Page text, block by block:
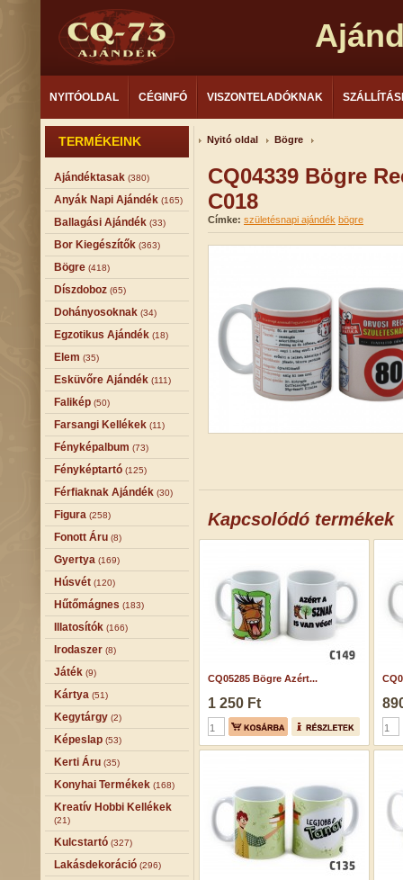
NYITÓOLDAL CÉGINFÓ VISZONTELADÓKNAK
TERMÉKEINK
Ajándéktasak (380)
Anyák Napi Ajándék (165)
Ballagási Ajándék (33)
Bor Kiegészítők (363)
Bögre (418)
Díszdoboz (65)
Dohányosoknak (34)
Egzotikus Ajándék (18)
Elem (35)
Esküvőre Ajándék (111)
Falikép (50)
Farsangi Kellékek (11)
Fényképalbum (73)
Fényképtartó (125)
Férfiaknak Ajándék (30)
Figura (258)
Fonott Áru (8)
Gyertya (169)
Húsvét (120)
Hűtőmágnes (183)
Illatosítók (166)
Irodaszer (8)
Játék (9)
Kártya (51)
Kegytárgy (2)
Képeslap (53)
Kerti Áru (35)
Konyhai Termékek (168)
Kreatív Hobbi Kellékek
(21)
Kulcstartó (327)
Lakásdekoráció (296)
Nyitó oldal Bögre
CQ04339 Bögre
C018
Címke: születésnapi ajándék bögre
Kapcsolódó termékek
CQ05285 Bögre Azért...
1 250 Ft